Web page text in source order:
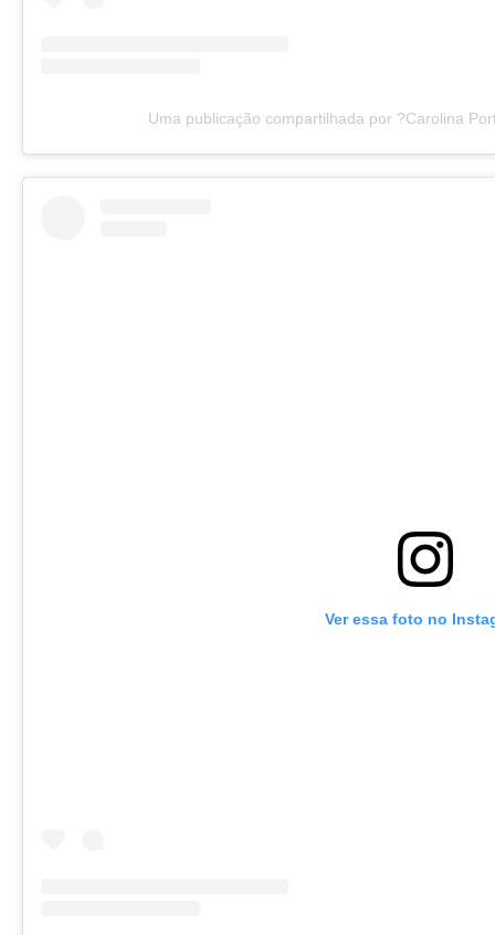
Uma publicação compartilhada por ?Carolina
Ver essa foto no